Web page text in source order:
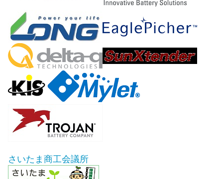
さいたま商工会議所